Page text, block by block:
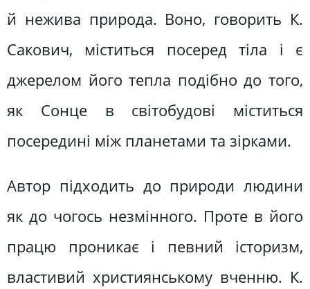
й нежива природа. Воно, говорить К.
Сакович, міститься посеред тіла і є
джерелом його тепла подібно до того,
як Сонце в світобудові міститься
посередині між планетами та зірками.
Автор підходить до природи людини
як до чогось незмінного. Проте в його
працю проникає і певний історизм,
властивий християнському вченню. К.